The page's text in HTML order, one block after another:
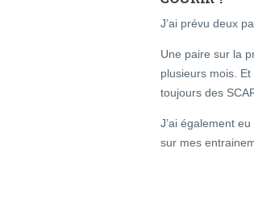
J’ai prévu deux
Une paire sur la
plusieurs mois.
toujours des
J’ai également
sur mes